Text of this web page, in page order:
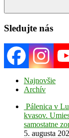
Sledujte nás
Najnovšie
Archív
Pálenica v
kvasov.
samostatne
5. augusta